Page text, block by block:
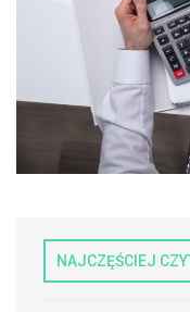
NAJCZĘŚCIEJ